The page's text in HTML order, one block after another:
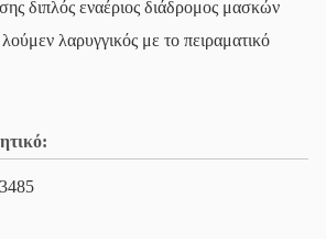
διπλός εναέριος διάδρομος μασκών
λαρυγγικός με το πειραματικό